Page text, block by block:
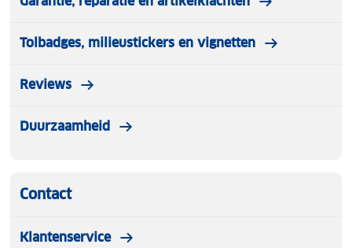
Tolbadges, milieustickers en vignetten
Reviews
Duurzaamheid
Contact
Klantenservice